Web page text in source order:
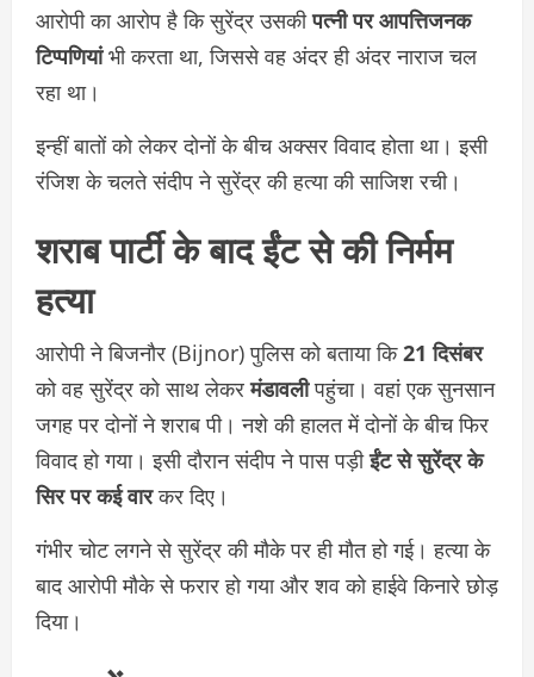
आरोपी का आरोप है कि सुरेंद्र उसकीपत्नी पर आपत्तिजनक
टिप्पणियांभी करता था, जिससे वह अंदर ही अंदर नाराज चल
रहा था।
इन्हीं बातों को लेकर दोनों के बीच अक्सर विवाद होता था। इसी
रंजिश के चलते संदीप ने सुरेंद्र की हत्या की साजिश रची।
शराब पार्टी के बाद ईंट से की निर्मम
हत्या
आरोपी ने बिजनौर (Bijnor) पुलिस को बताया कि21 दिसंबर
को वह सुरेंद्र को साथ लेकरमंडावलीपहुंचा। वहां एक सुनसान
जगह पर दोनों ने शराब पी। नशे की हालत में दोनों के बीच फिर
विवाद हो गया। इसी दौरान संदीप ने पास पड़ीईंट से सुरेंद्र के
सिर पर कई वारकर दिए।
गंभीर चोट लगने से सुरेंद्र की मौके पर ही मौत हो गई। हत्या के
बाद आरोपी मौके से फरार हो गया और शव को हाईवे किनारे छोड़
दिया।